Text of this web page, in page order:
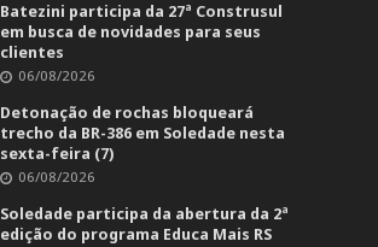
Batezini participa da 27ª Construsul
em busca de novidades para seus
clientes
06/08/2026
Detonação de rochas bloqueará
trecho da BR-386 em Soledade nesta
sexta-feira (7)
06/08/2026
Soledade participa da abertura da 2ª
edição do programa Educa Mais RS